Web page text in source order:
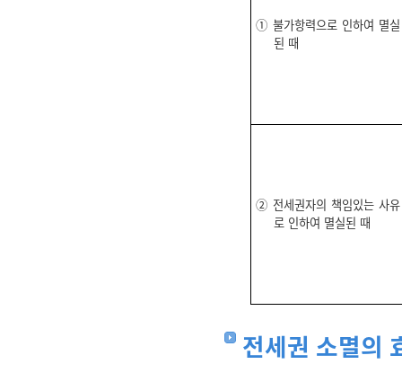
① 불가항력으로 인하여 멸실
된 때
② 전세권자의 책임있는 사유
로 인하여 멸실된 때
전세권 소멸의